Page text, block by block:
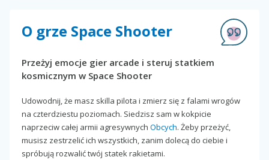
O grze Space Shooter
Przeżyj emocje gier arcade i steruj statkiem
kosmicznym w Space Shooter
Udowodnij, że masz skilla pilota i zmierz się z falami wrogów
na czterdziestu poziomach. Siedzisz sam w kokpicie
naprzeciw całej armii agresywnych Obcych. Żeby przeżyć,
musisz zestrzelić ich wszystkich, zanim dolecą do ciebie i
spróbują rozwalić twój statek rakietami.